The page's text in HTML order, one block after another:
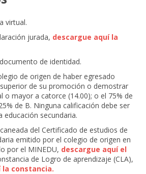
virtual.
jurada, descargue aquí la
de identidad.
de origen de haber egresado
de su promoción o demostrar
o mayor a catorce (14.00); o el 75% de
de B. Ninguna calificación debe ser
educación secundaria.
del Certificado de estudios de
emitido por el colegio de origen en
por el MINEDU, descargue aquí el
de Logro de aprendizaje (CLA),
la constancia.